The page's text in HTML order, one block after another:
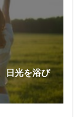
日光を浴び